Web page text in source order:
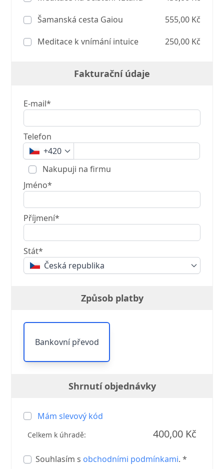
Šamanská cesta Gaiou
555,00 Kč
Meditace k vnímání intuice
250,00 Kč
Fakturační údaje
E-mail*
Telefon
+420
Nakupuji na firmu
Jméno*
Příjmení*
Stát*
Česká republika
Způsob platby
Bankovní převod
Shrnutí objednávky
Mám slevový kód
Celkem k úhradě: 400,00 Kč
Souhlasím s obchodními podmínkami. *